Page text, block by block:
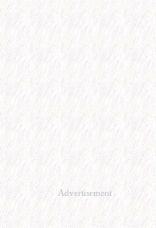
Advertisement